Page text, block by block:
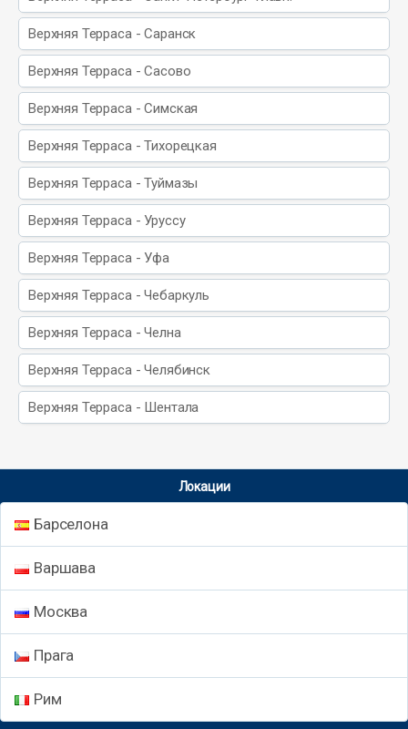
Верхняя Терраса - Саранск
Верхняя Терраса - Сасово
Верхняя Терраса - Симская
Верхняя Терраса - Тихорецкая
Верхняя Терраса - Туймазы
Верхняя Терраса - Уруссу
Верхняя Терраса - Уфа
Верхняя Терраса - Чебаркуль
Верхняя Терраса - Челна
Верхняя Терраса - Челябинск
Верхняя Терраса - Шентала
Локации
Барселона
Варшава
Москва
Прага
Рим